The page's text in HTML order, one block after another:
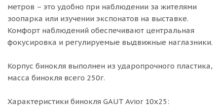
метров – это удобно при наблюдении за жителями
зоопарка или изучении экспонатов на выставке.
Комфорт наблюдений обеспечивают центральная
фокусировка и регулируемые выдвижные наглазники.
Корпус бинокля выполнен из ударопрочного пластика,
масса бинокля всего 250г.
Характеристики бинокля GAUT Avior 10x25: